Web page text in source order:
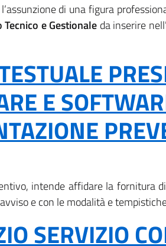
di una figura
e Gestionale da inserire
E
intende affidare la fornitura
e con le modalità e
SERVIZIO